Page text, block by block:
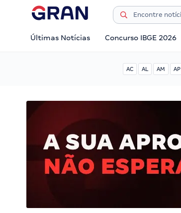
Últimas Notícias Concurso IBGE 2026
AC AL AM AP